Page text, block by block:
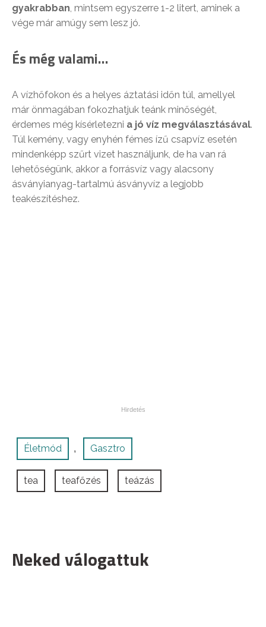
gyakrabban, mintsem egyszerre 1-2 litert, aminek a
vége már amúgy sem lesz jó.
És még valami…
A vízhőfokon és a helyes áztatási időn túl, amellyel
már önmagában fokozhatjuk teánk minőségét,
érdemes még kísérletezni a jó víz megválasztásával.
Túl kemény, vagy enyhén fémes ízű csapvíz esetén
mindenképp szűrt vizet használjunk, de ha van rá
lehetőségünk, akkor a forrásvíz vagy alacsony
ásványianyag-tartalmú ásványvíz a legjobb
teakészítéshez.
Életmód , Gasztro
tea teafőzés teázás
Neked válogattuk